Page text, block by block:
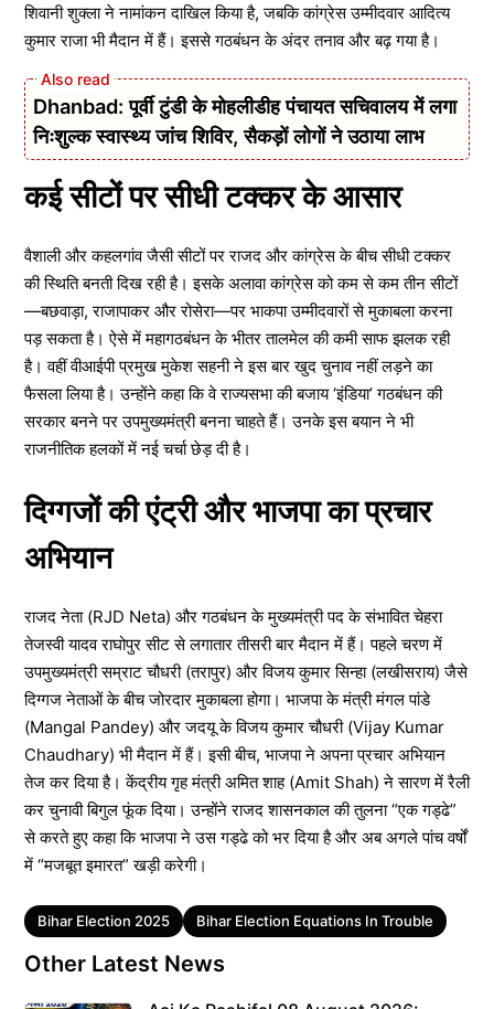
शिवानी शुक्ला ने नामांकन दाखिल किया है, जबकि कांग्रेस उम्मीदवार आदित्य
कुमार राजा भी मैदान में हैं। इससे गठबंधन के अंदर तनाव और बढ़ गया है।
Dhanbad: पूर्वी टुंडी के मोहलीडीह पंचायत सचिवालय में लगा
निःशुल्क स्वास्थ्य जांच शिविर, सैकड़ों लोगों ने उठाया लाभ
कई सीटों पर सीधी टक्कर के आसार
वैशाली और कहलगांव जैसी सीटों पर राजद और कांग्रेस के बीच सीधी टक्कर
की स्थिति बनती दिख रही है। इसके अलावा कांग्रेस को कम से कम तीन सीटों
—बछवाड़ा, राजापाकर और रोसेरा—पर भाकपा उम्मीदवारों से मुकाबला करना
पड़ सकता है। ऐसे में महागठबंधन के भीतर तालमेल की कमी साफ झलक रही
है। वहीं वीआईपी प्रमुख मुकेश सहनी ने इस बार खुद चुनाव नहीं लड़ने का
फैसला लिया है। उन्होंने कहा कि वे राज्यसभा की बजाय ‘इंडिया’ गठबंधन की
सरकार बनने पर उपमुख्यमंत्री बनना चाहते हैं। उनके इस बयान ने भी
राजनीतिक हलकों में नई चर्चा छेड़ दी है।
दिग्गजों की एंट्री और भाजपा का प्रचार
अभियान
राजद नेता (RJD Neta) और गठबंधन के मुख्यमंत्री पद के संभावित चेहरा
तेजस्वी यादव राघोपुर सीट से लगातार तीसरी बार मैदान में हैं। पहले चरण में
उपमुख्यमंत्री सम्राट चौधरी (तरापुर) और विजय कुमार सिन्हा (लखीसराय) जैसे
दिग्गज नेताओं के बीच जोरदार मुकाबला होगा। भाजपा के मंत्री मंगल पांडे
(Mangal Pandey) और जदयू के विजय कुमार चौधरी (Vijay Kumar
Chaudhary) भी मैदान में हैं। इसी बीच, भाजपा ने अपना प्रचार अभियान
तेज कर दिया है। केंद्रीय गृह मंत्री अमित शाह (Amit Shah) ने सारण में रैली
कर चुनावी बिगुल फूंक दिया। उन्होंने राजद शासनकाल की तुलना “एक गड्ढे”
से करते हुए कहा कि भाजपा ने उस गड्ढे को भर दिया है और अब अगले पांच वर्षों
में “मजबूत इमारत” खड़ी करेगी।
Tags
Bihar Election 2025 Bihar Election Equations In Trouble
Other Latest News